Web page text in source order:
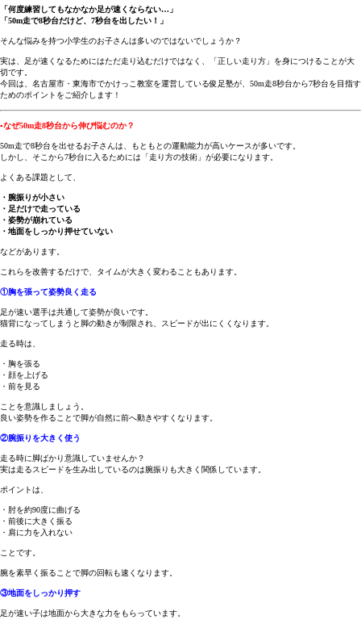
「何度練習してもなかなか足が速くならない…」
「50m走で8秒台だけど、7秒台を出したい！」
そんな悩みを持つ小学生のお子さんは多いのではないでしょうか？
実は、足が速くなるためにはただ走り込むだけではなく、「正しい走り方」を身につけることが大
切です。
今回は、名古屋市・東海市でかけっこ教室を運営している俊足塾が、50m走8秒台から7秒台を目指す
ためのポイントをご紹介します！
▪なぜ50m走8秒台から伸び悩むのか？
50m走で8秒台を出せるお子さんは、もともとの運動能力が高いケースが多いです。
しかし、そこから7秒台に入るためには「走り方の技術」が必要になります。
よくある課題として、
・腕振りが小さい
・足だけで走っている
・姿勢が崩れている
・地面をしっかり押せていない
などがあります。
これらを改善するだけで、タイムが大きく変わることもあります。
①胸を張って姿勢良く走る
足が速い選手は共通して姿勢が良いです。
猫背になってしまうと脚の動きが制限され、スピードが出にくくなります。
走る時は、
・胸を張る
・顔を上げる
・前を見る
ことを意識しましょう。
良い姿勢を作ることで脚が自然に前へ動きやすくなります。
②腕振りを大きく使う
走る時に脚ばかり意識していませんか？
実は走るスピードを生み出しているのは腕振りも大きく関係しています。
ポイントは、
・肘を約90度に曲げる
・前後に大きく振る
・肩に力を入れない
ことです。
腕を素早く振ることで脚の回転も速くなります。
③地面をしっかり押す
足が速い子は地面から大きな力をもらっています。